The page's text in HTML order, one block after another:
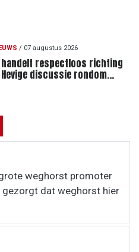
/ 07 augustus 2026
handelt respectloos richting
discussie rondom
derde spits
weghorst promoter
dat weghorst hier